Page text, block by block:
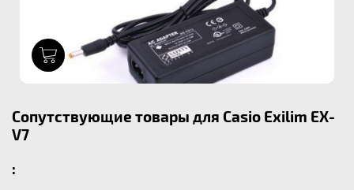
Сопутствующие товары для Casio Exilim EX-
V7
: